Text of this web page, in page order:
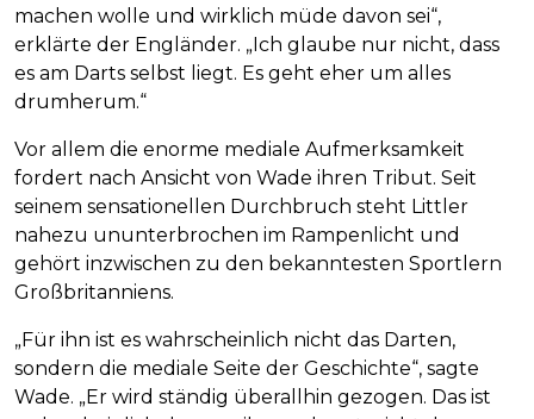
machen wolle und wirklich müde davon sei“,
erklärte der Engländer. „Ich glaube nur nicht, dass
es am Darts selbst liegt. Es geht eher um alles
drumherum.“
Vor allem die enorme mediale Aufmerksamkeit
fordert nach Ansicht von Wade ihren Tribut. Seit
seinem sensationellen Durchbruch steht Littler
nahezu ununterbrochen im Rampenlicht und
gehört inzwischen zu den bekanntesten Sportlern
Großbritanniens.
„Für ihn ist es wahrscheinlich nicht das Darten,
sondern die mediale Seite der Geschichte“, sagte
Wade. „Er wird ständig überallhin gezogen. Das ist